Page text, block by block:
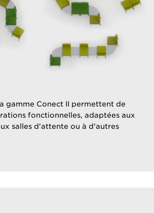
gamme Conect II permettent de
fonctionnelles, adaptées aux
salles d'attente ou à d'autres